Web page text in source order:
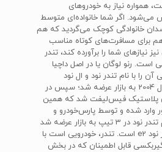
همواره نیاز به خودروهای
اگر شما خانواده‌ای متوسط
خانوادگی کوچک می‌گردید که هم
برای مسافرت‌های کوتاه مناسب
شما را برآورده کند، تندر
است. رنو لوگان یا در اصل داچیا
آن را با نام تندر نود و ال نود
می‌شناسیم، ابتدا در سال 2004 به بازار عرضه شد؛ سپس در
جراحان پلاستیک فیس‌لیفت شد که همین
وارد شده و توسط پارس‌خودرو و
ایران‌خودرو تولید و با نام تندر نود در 3 تیپ به بازار عرضه شد
که بهترین تیپ آن تندر نود e2 است. تندر، خودرویی است با
قابل اطمینان که در بخش